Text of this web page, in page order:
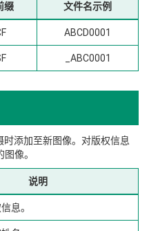
缀 文件名示例
ABCD0001
_ABC0001
添加至新图像。对版权信息
像。
说明
息。